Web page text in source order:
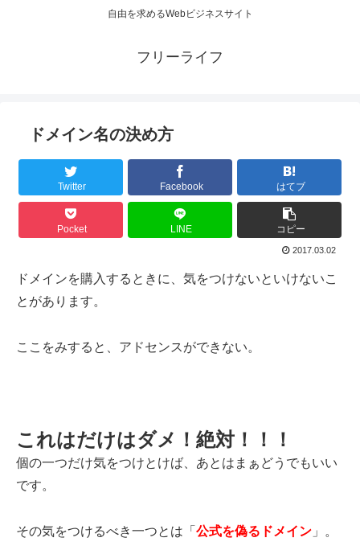
自由を求めるWebビジネスサイト
フリーライフ
ドメイン名の決め方
Twitter Facebook はてブ
Pocket LINE コピー
2017.03.02
ドメインを購入するときに、気をつけないといけないこ
とがあります。
ここをみすると、アドセンスができない。
これはだけはダメ！絶対！！！
個の一つだけ気をつけとけば、あとはまぁどうでもいい
です。
その気をつけるべき一つとは「 公式を偽るドメイン 」。